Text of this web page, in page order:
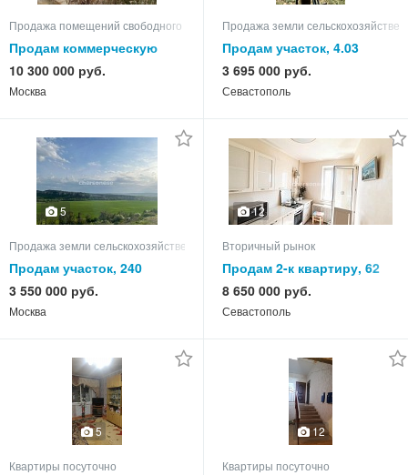
Продажа помещений свободного назначения
Продам коммерческую
недвижимость
10 300 000 руб.
Москва
Продажа земли
Продам участок, 4.03
3 695 000 руб.
Севастополь
5
Продажа земли сельскохозяйственного назначения
Продам участок, 240
3 550 000 руб.
Москва
12
Вторичный рынок
Продам 2-к квартиру, 62
кв.м, этаж 9 из 9
8 650 000 руб.
Севастополь
5
Квартиры посуточно
12
Квартиры посуточно